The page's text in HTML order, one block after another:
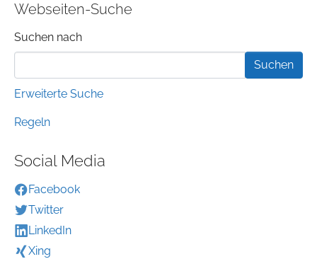
Webseiten-Suche
Suchformular
Suchen nach
Erweiterte Suche
Regeln
Social Media
Facebook
Twitter
LinkedIn
Xing